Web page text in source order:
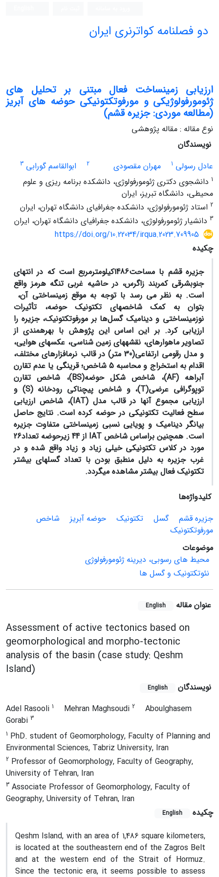
دو فصلنامه کواترنری ایران
ارزیابی زمینساخت فعال مبتنی بر تحلیل های
ژئومورفولوژیکی و مورفوتکتونیکی حوضه های آبریز
(مطالعه موردی: جزیره قشم)
نوع مقاله : مقاله پژوهشی
نویسندگان
عادل رسولی 1 مهران مقصودی 2 ابوالقاسم گورابی 3
1 دانشجوی دکتری ژئومورفولوژی، دانشکده برنامه ریزی و علوم
محیطی، دانشگاه تبریز، ایران
2 استاد ژئومورفولوژی، دانشکده جغرافیای دانشگاه تهران، ایران
3 دانشیار ژئومورفولوژی، دانشکده جغرافیای دانشگاه تهران، ایران
https://doi.org/10.22034/irqua.2023.709905
چکیده
جزیره قشم با مساحت1486کیلومترمربع است که در انتهای
جنوب­شرقی کمربند زاگرس، در حاشیه غربی تنگه هرمز واقع
است. به نظر می رسد با توجه به موقع زمین­ساختی آن،
بتوان به کمک شاخص­های تکتونیک حوضه، تأثیرات
نوزمینساختی و دینامیک گسل‌ها بر مورفوتکتونیک، جزیره را
ارزیابی کرد. بر این اساس این پژوهش با بهره­مندی از
تصاویر ماهواره­ای، نقشه­های زمین ­شناسی، عکس­های هوایی،
و مدل رقومی ارتفاعی(30 متر)
در قالب نرم­افزارهای مختلف،
اقدام به استخراج و محاسبه
5 شاخص؛ قرینگی یا عدم تقارن
آبراهه (AF)، شاخص شکل حوضه(BS)، شاخص تقارن
توپوگرافی عرضی(T)، و شاخص پیچناکی رودخانه (S) و
ارزیابی مجموع آنها در قالب مدل (IAT
)، شاخص ارزیابی
سطح فعالیت تکتونیکی در حوضه کرده است. نتایج حاصل
بیانگر دینامیک و پویایی نسبی زمینساختی متفاوت جزیره
است. همچنین براساس شاخص IAT
از 44 زیرحوضه تعداد26
مورد در کلاس تکتونیکی خیلی زیاد و زیاد واقع شده و در
غرب جزیره به دلیل منطبق بودن با تعداد گسل­های بیشتر
تکتونیک فعال بیشتر مشاهده می­گردد.
کلیدواژه‌ها
جزیره قشم
گسل تکتونیک حوضه آبریز
شاخص
مورفوتکتونیک
موضوعات
محیط های رسوبی، دیرینه ژئومورفولوژی
نئوتکتونیک و گسل ها
عنوان مقاله English
Assessment of active tectonics based on
geomorphological and morpho-tectonic
analysis of the basin (case study: Qeshm
Island)
نویسندگان English
Adel Rasooli 1 Mehran Maghsoudi 2
Aboulghasem
Gorabi 3
1 PhD. student of Geomorphology, Faculty of Planning and
Environmental Sciences, Tabriz University, Iran
2 Professor of Geomorphology, Faculty of Geography,
University of Tehran, Iran
3 Associate Professor of Geomorphology, Faculty of
Geography, University of Tehran, Iran
چکیده
English
Qeshm Island, with an area of ​​1,486 square kilometers,
is located at the southeastern end of the Zagros Belt
and at the western end of the Strait of Hormuz.
Since the tectonic era, it seems possible to assess